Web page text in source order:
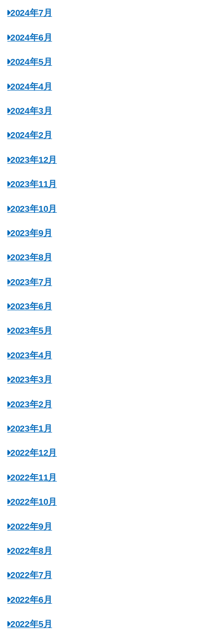
2024年7月
2024年6月
2024年5月
2024年4月
2024年3月
2024年2月
2023年12月
2023年11月
2023年10月
2023年9月
2023年8月
2023年7月
2023年6月
2023年5月
2023年4月
2023年3月
2023年2月
2023年1月
2022年12月
2022年11月
2022年10月
2022年9月
2022年8月
2022年7月
2022年6月
2022年5月